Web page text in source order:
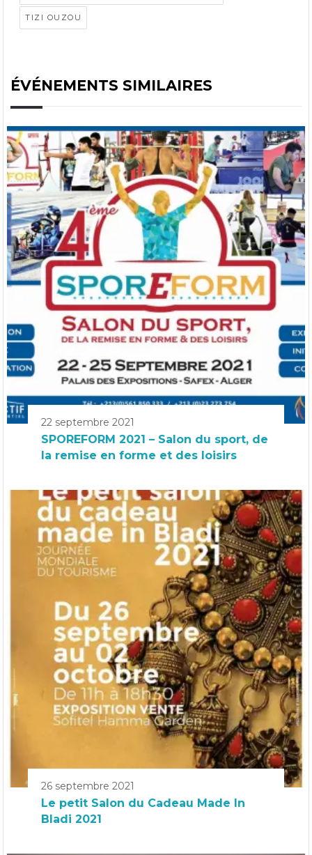
TIZI OUZOU
ÉVÉNEMENTS SIMILAIRES
22 septembre 2021
SPOREFORM 2021 – Salon du sport, de
la remise en forme et des loisirs
26 septembre 2021
Le petit Salon du Cadeau Made In
Bladi 2021